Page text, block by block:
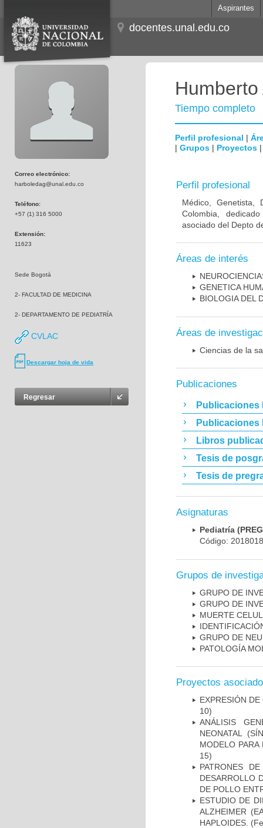
Aspirantes
docentes.unal.edu.co
Correo electrónico:
harboledag@unal.edu.co
Teléfono:
+57 (1) 316 5000
Extensión:
11623
Sede Bogotá
2- FACULTAD DE MEDICINA
2- DEPARTAMENTO DE PEDIATRÍA
CVLAC
Descargar hoja de vida
Regresar
Tiempo completo
Perfil profesional |
| Grupos | Proyectos
Perfil profesional
Médico, Genetista,
Colombia,
asociado del Depto
Áreas de interés
GENETICA
BIOLOGIA DEL
Áreas de
Ciencias de la
Publicaciones
Publicaciones
Publicaciones
Libros
Tesis de
Tesis de
Asignaturas
Pediatría
Código:
Grupos de
GRUPO DE
GRUPO DE
MUERTE
GRUPO DE
PATOLOGÍA
Proyectos
EXPRESIÓN
10)
ANÁLISIS
NEONATAL
MODELO
15)
PATRONES
DESARROLLO
DE POLLO
ESTUDIO DE
ALZHEIMER
HAPLOIDES.